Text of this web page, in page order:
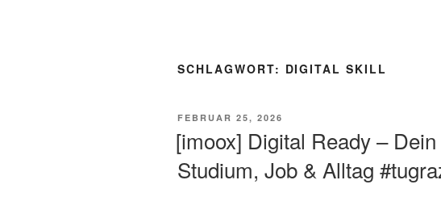
SCHLAGWORT: DIGITAL SKILL
VERÖFFENTLICHT
FEBRUAR 25, 2026
[imoox] Digital Ready –
Studium, Job & Alltag